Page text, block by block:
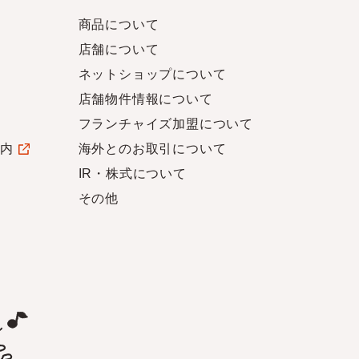
商品について
店舗について
ネットショップについて
店舗物件情報について
フランチャイズ加盟について
海外とのお取引について
IR・株式について
その他